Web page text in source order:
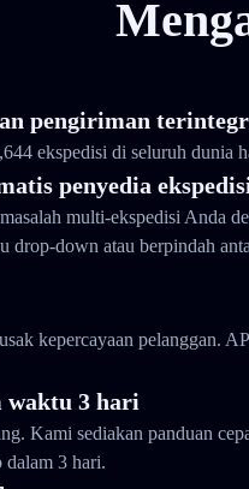
pengiriman
ekspedisi di seluruh dunia
penyedia
multi-ekspedisi Anda
drop-down atau berpindah
kepercayaan pelanggan.
waktu 3 hari
Kami sediakan panduan
dalam 3 hari.